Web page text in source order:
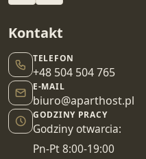
Kontakt
TELEFON
+48 504 504 765
E-MAIL
biuro@aparthost.pl
GODZINY PRACY
Godziny otwarcia:
Pn-Pt 8:00-19:00